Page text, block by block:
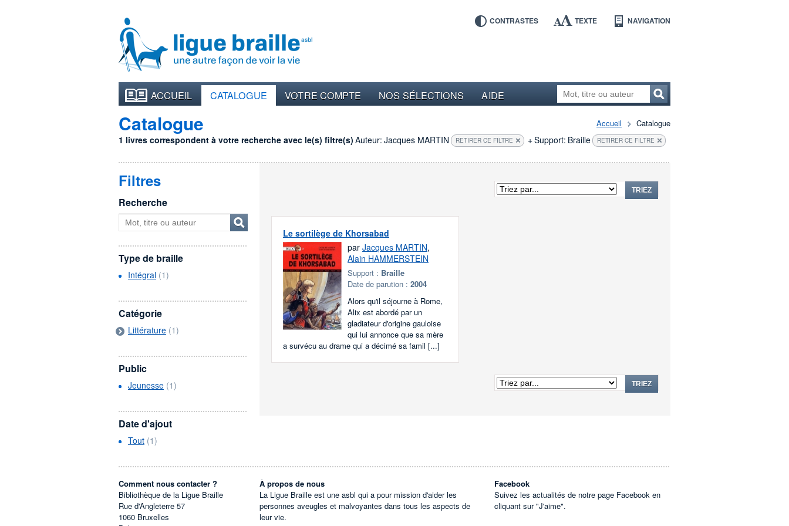
CONTRASTES TEXTE NAVIGATION
ACCUEIL CATALOGUE VOTRE COMPTE NOS SÉLECTIONS AIDE
Accueil Catalogue
Catalogue
1 livres correspondent à votre recherche avec le(s) filtre(s) Auteur: Jacques MARTIN RETIRER CE FILTRE +Support: Braille RETIRER CE FILTRE
TRIEZ
Le sortilège de Khorsabad
parJacques MARTIN,
Alain HAMMERSTEIN
Support : Braille
Date de parution :2004
Alors qu'il séjourne à Rome,
Alix est abordé par un
gladiateur d'origine gauloise
qui lui annonce que sa mère
a survécu au drame qui a décimé sa famil [...]
TRIEZ
Filtres
Recherche
Type de braille
Intégral (1)
Catégorie
Littérature (1)
Public
Jeunesse (1)
Date d'ajout
Tout (1)
Comment nous contacter ?
Bibliothèque de la Ligue Braille
Rue d'Angleterre 57
1060 Bruxelles
À propos de nous
La Ligue Braille est une asbl qui a pour mission d'aider les
personnes aveugles et malvoyantes dans tous les aspects de
leur vie.
Facebook
Suivez les actualités de notre page Facebook en
cliquant sur "J'aime".